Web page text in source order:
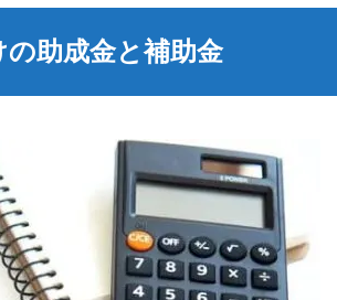
助成金と補助金